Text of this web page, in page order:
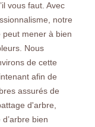
vous faut. Avec
notre
mener à bien
Nous
de cette
afin de
assurés de
d'arbre,
bien